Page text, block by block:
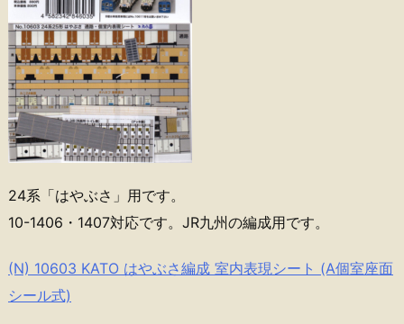
24系「はやぶさ」用です。
10-1406・1407対応です。JR九州の編成用です。
(N) 10603 KATO はやぶさ編成 室内表現シート (A個室座面
シール式)